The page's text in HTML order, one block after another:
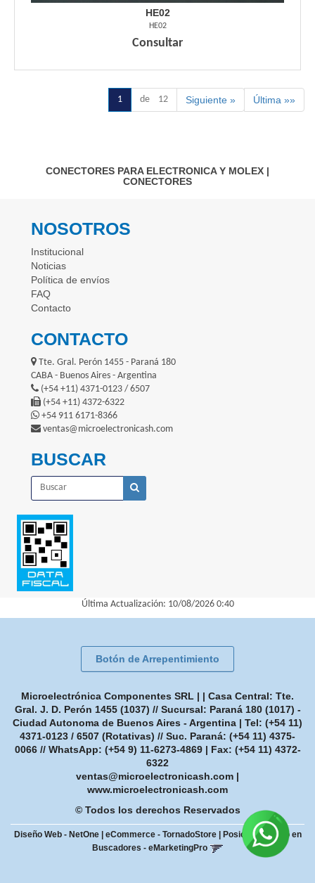
HE02
HE02
Consultar
1 de 12 Siguiente » Última »»
CONECTORES PARA ELECTRONICA Y MOLEX |
CONECTORES
NOSOTROS
Institucional
Noticias
Política de envíos
FAQ
Contacto
CONTACTO
Tte. Gral. Perón 1455 - Paraná 180
CABA - Buenos Aires - Argentina
(+54 +11) 4371-0123 / 6507
(+54 +11) 4372-6322
+54 911 6171-8366
ventas@microelectronicash.com
BUSCAR
Última Actualización: 10/08/2026 0:40
Botón de Arrepentimiento
Microelectrónica Componentes SRL | | Casa Central: Tte.
Gral. J. D. Perón 1455 (1037) // Sucursal: Paraná 180 (1017) -
Ciudad Autonoma de Buenos Aires - Argentina | Tel: (+54 11)
4371-0123 / 6507 (Rotativas) // Suc. Paraná: (+54 11) 4375-
0066 // WhatsApp: (+54 9) 11-6273-4869| Fax: (+54 11) 4372-
6322
ventas@microelectronicash.com |
www.microelectronicash.com
© Todos los derechos Reservados
Diseño Web - NetOne| eCommerce - TornadoStore|
Posicionamiento en
Buscadores - eMarketingPro